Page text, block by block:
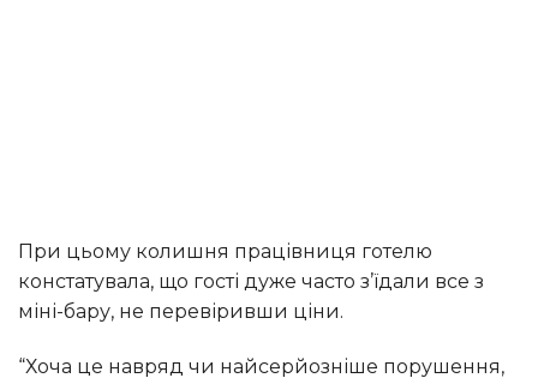
При цьому колишня працівниця готелю
констатувала, що гості дуже часто з’їдали все з
міні-бару, не перевіривши ціни.
“Хоча це навряд чи найсерйозніше порушення,